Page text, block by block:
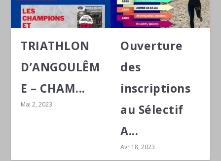
TRIATHLON
D’ANGOULÊM
E – CHAM...
Mai 2, 2023
Ouverture
des
inscriptions
au Sélectif
A...
Avr 18, 2023